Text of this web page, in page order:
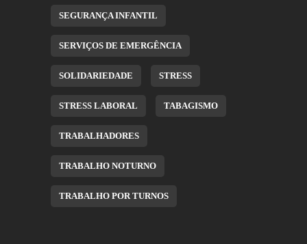
SEGURANÇA INFANTIL
SERVIÇOS DE EMERGÊNCIA
SOLIDARIEDADE STRESS
STRESS LABORAL TABAGISMO
TRABALHADORES
TRABALHO NOTURNO
TRABALHO POR TURNOS